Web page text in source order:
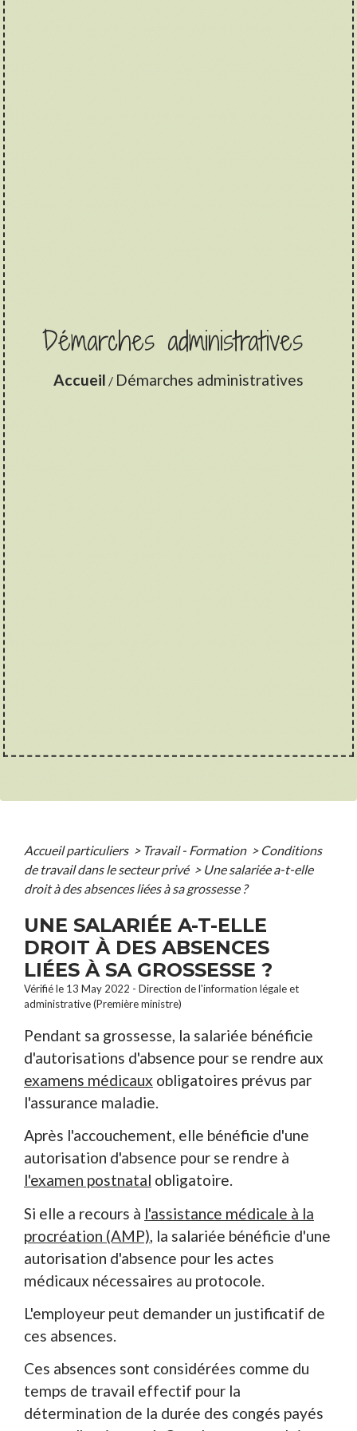
Démarches administratives
Accueil / Démarches administratives
Accueil particuliers > Travail - Formation > Conditions
de travail dans le secteur privé > Une salariée a-t-elle
droit à des absences liées à sa grossesse ?
UNE SALARIÉE A-T-ELLE
DROIT À DES ABSENCES
LIÉES À SA GROSSESSE ?
Vérifié le 13 May 2022 - Direction de l'information légale et
administrative (Première ministre)
Pendant sa grossesse, la salariée bénéficie
d'autorisations d'absence pour se rendre aux
examens médicaux obligatoires prévus par
l'assurance maladie.
Après l'accouchement, elle bénéficie d'une
autorisation d'absence pour se rendre à
l'examen postnatal obligatoire.
Si elle a recours à l'assistance médicale à la
procréation (AMP) , la salariée bénéficie d'une
autorisation d'absence pour les actes
médicaux nécessaires au protocole.
L'employeur peut demander un justificatif de
ces absences.
Ces absences sont considérées comme du
temps de travail effectif pour la
détermination de la durée des congés payés